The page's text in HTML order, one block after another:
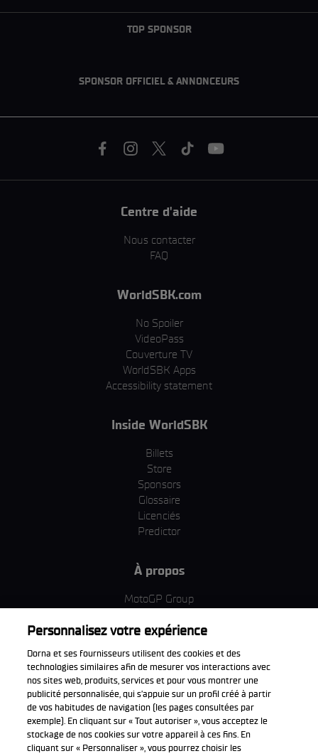
TOP SPONSOR
SPONSOR OFFICIEL & ANNONCEURS
Centre d'aide
Nous contacter
FAQ
WorldSBK.com
No Spoiler
VideoPass
Couverture TV
WorldSBK Apps
Accessibility statement
Inside WorldSBK
Billets
Store
Sponsors
Glossaire
Licenciés
Predictor
À propos
MotoGP Group
Termes et conditions d'utilisation
Politique de confidentialité
Politique d’achat
Télécharger l'appli officiell
Personnalisez votre expérience
Dorna et ses fournisseurs utilisent des cookies et des
technologies similaires afin de mesurer vos interactions avec
nos sites web, produits, services et pour vous montrer une
publicité personnalisée, qui s’appuie sur un profil créé à partir
de vos habitudes de navigation (les pages consultées par
exemple). En cliquant sur « Tout autoriser », vous acceptez le
stockage de nos cookies sur votre appareil à ces fins. En
cliquant sur « Personnaliser », vous pourrez choisir les